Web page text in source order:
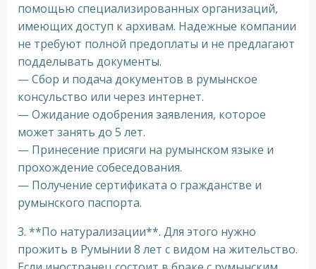
помощью специализированных организаций,
имеющих доступ к архивам. Надежные компании
не требуют полной предоплаты и не предлагают
подделывать документы.
— Сбор и подача документов в румынское
консульство или через интернет.
— Ожидание одобрения заявления, которое
может занять до 5 лет.
— Принесение присяги на румынском языке и
прохождение собеседования.
— Получение сертификата о гражданстве и
румынского паспорта.
3. **По натурализации**. Для этого нужно
прожить в Румынии 8 лет с видом на жительство.